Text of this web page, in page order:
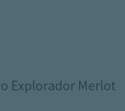
Merlot